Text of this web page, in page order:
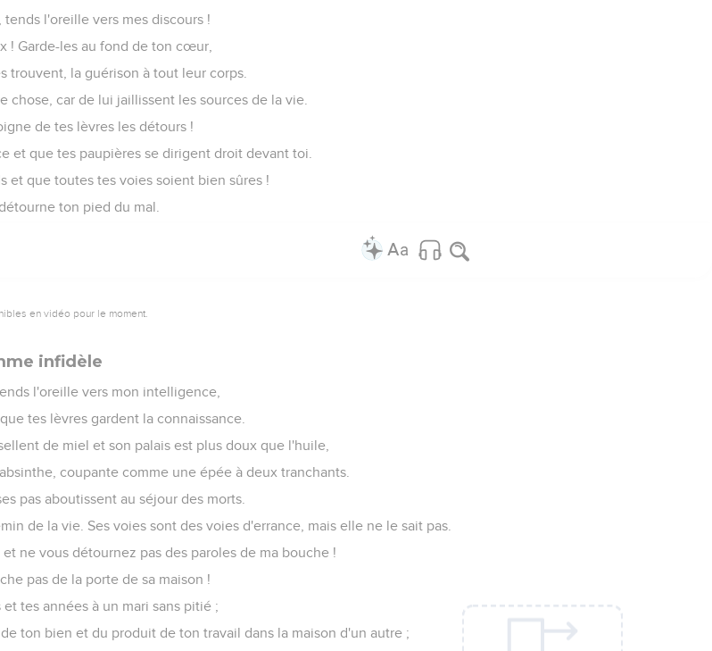
l'oreille vers mes discours !
! Garde-les au fond de ton cœur,
trouvent, la guérison à tout leur corps.
car de lui jaillissent les sources de la vie.
de tes lèvres les détours !
et que tes paupières se dirigent droit devant toi.
et que toutes tes voies soient bien sûres !
ton pied du mal.
en vidéo pour le moment.
infidèle
l'oreille vers mon intelligence,
tes lèvres gardent la connaissance.
de miel et son palais est plus doux que l'huile,
coupante comme une épée à deux tranchants.
pas aboutissent au séjour des morts.
de la vie. Ses voies sont des voies d'errance, mais elle ne le sait pas.
ne vous détournez pas des paroles de ma bouche !
pas de la porte de sa maison !
tes années à un mari sans pitié ;
ton bien et du produit de ton travail dans la maison d'un autre ;